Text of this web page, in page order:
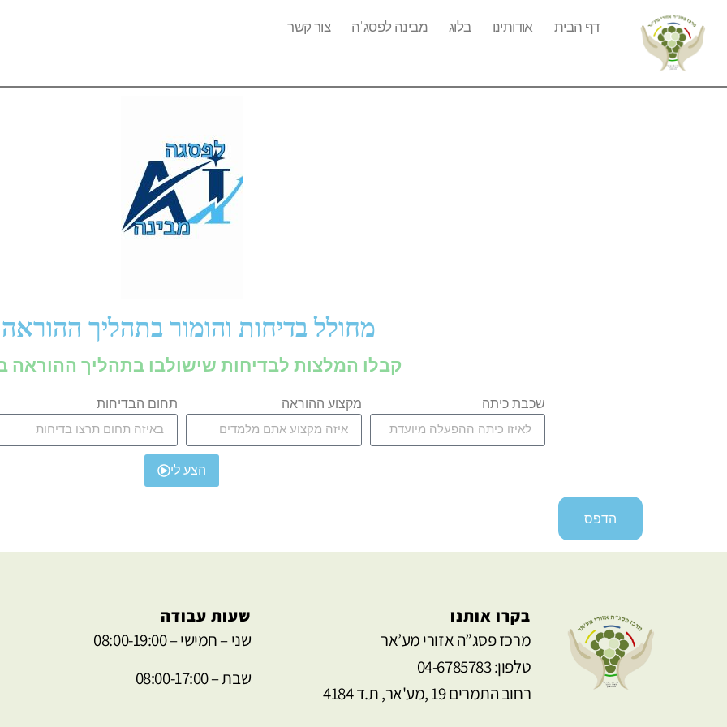
דף הבית אודותינו בלוג מבינה לפסג"ה צור קשר
מחולל בדיחות והומור בתהליך
קבלו המלצות לבדיחות שישולבו בתהליך ההוראה
שכבת כיתה מקצוע ההוראה תחום הבדיחות
הצע לי
הדפס
בקרו אותנו
מרכז פסג”ה אזורי מע’אר
טלפון: 04-6785783
רחוב התמרים 19 ,מע'אר, ת.ד 4184
שעות עבודה
שני – חמישי – 08:00-19:00
שבת – 08:00-17:00